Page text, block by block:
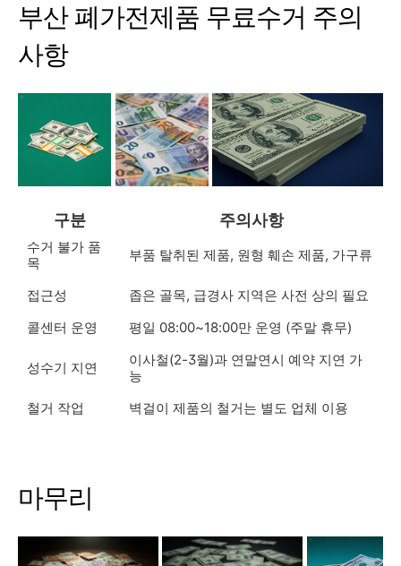
부산 폐가전제품 무료수거 주의
사항
구분 주의사항
수거 불가 품
목
부품 탈취된 제품, 원형 훼손 제품, 가구류
접근성
좁은 골목, 급경사 지역은 사전 상의 필요
콜센터 운영
평일 08:00~18:00만 운영 (주말 휴무)
성수기 지연
이사철(2-3월)과 연말연시 예약 지연 가
능
철거 작업
벽걸이 제품의 철거는 별도 업체 이용
마무리